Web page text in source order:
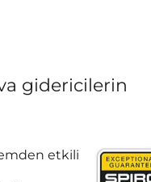
gidericilerin
etkili